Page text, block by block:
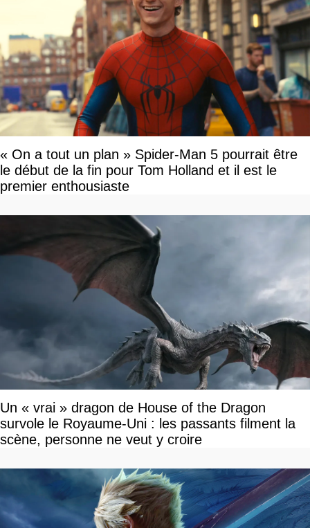
« On a tout un plan » Spider-Man 5 pourrait être
le début de la fin pour Tom Holland et il est le
premier enthousiaste
Un « vrai » dragon de House of the Dragon
survole le Royaume-Uni : les passants filment la
scène, personne ne veut y croire